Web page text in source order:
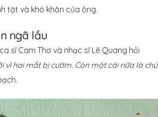
tật và khó khăn của ông.
ngã lầu
sĩ Cam Thơ và nhạc sĩ Lê Quang hỏi
vì hai mắt bị cườm. Còn một cái nữa là chú